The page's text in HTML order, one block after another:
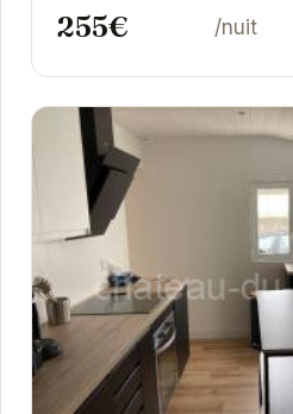
255€ /nuit